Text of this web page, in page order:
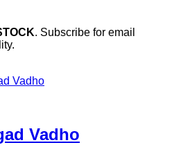
. Subscribe for email
Vadho